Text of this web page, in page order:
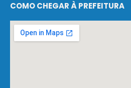
COMO CHEGAR À PREFEITURA